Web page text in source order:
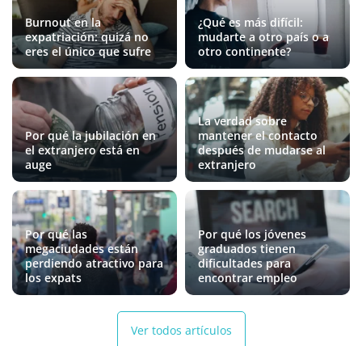
Burnout en la
expatriación: quizá no
eres el único que sufre
¿Qué es más difícil:
mudarte a otro país o a
otro continente?
Por qué la jubilación en
el extranjero está en
auge
La verdad sobre
mantener el contacto
después de mudarse al
extranjero
Por qué las
megaciudades están
perdiendo atractivo para
los expats
Por qué los jóvenes
graduados tienen
dificultades para
encontrar empleo
Ver todos artículos